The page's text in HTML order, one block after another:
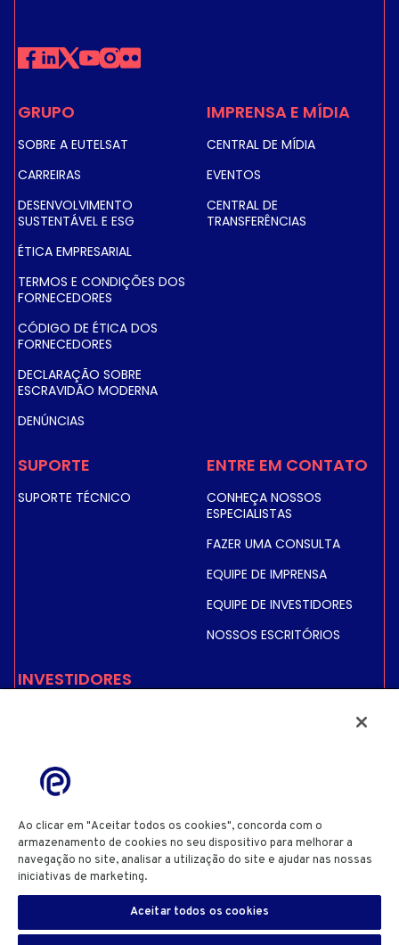
PT
GRUPO
SOBRE A EUTELSAT
CARREIRAS
DESENVOLVIMENTO
SUSTENTÁVEL E ESG
ÉTICA EMPRESARIAL
TERMOS E CONDIÇÕES DOS
FORNECEDORES
CÓDIGO DE ÉTICA DOS
FORNECEDORES
DECLARAÇÃO SOBRE
ESCRAVIDÃO MODERNA
DENÚNCIAS
IMPRENSA E MÍDIA
CENTRAL DE MÍDIA
EVENTOS
CENTRAL DE
TRANSFERÊNCIAS
SUPORTE
SUPORTE TÉCNICO
ENTRE EM CONTATO
CONHEÇA NOSSOS
ESPECIALISTAS
FAZER UMA CONSULTA
EQUIPE DE IMPRENSA
EQUIPE DE INVESTIDORES
NOSSOS ESCRITÓRIOS
INVESTIDORES
INFORMAÇÕES
ACIONISTAS
POLÍTICA DE PRIVACIDADE
DEFINIÇÕES DE COOKIES
TERMOS E CONDIÇÕES DE UTILIZAÇÃO DO SITE
INFORMAÇÕES DO SITEVULNERABILIDADES DE SEGURANÇA
Ao clicar em "Aceitar todos os cookies", concorda com o
armazenamento de cookies no seu dispositivo para melhorar a
navegação no site, analisar a utilização do site e ajudar nas nossas
iniciativas de marketing.
Aceitar todos os cookies